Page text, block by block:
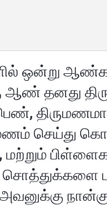
ஒன்று
ஆண் தனது
பெண்,
செய்து